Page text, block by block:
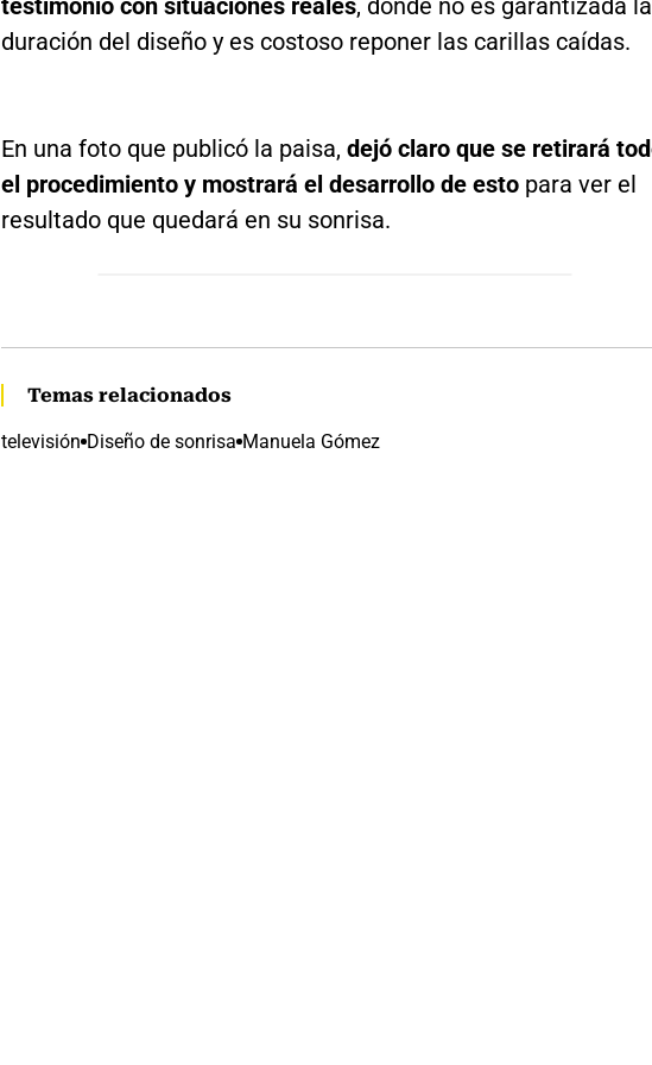
testimonio con situaciones reales, donde no es garantizada la
duración del diseño y es costoso reponer las carillas caídas.
En una foto que publicó la paisa, dejó claro que se retirará
el procedimiento y mostrará el desarrollo de estopara ver el
resultado que quedará en su sonrisa.
Temas relacionados
televisión Diseño de sonrisa Manuela Gómez